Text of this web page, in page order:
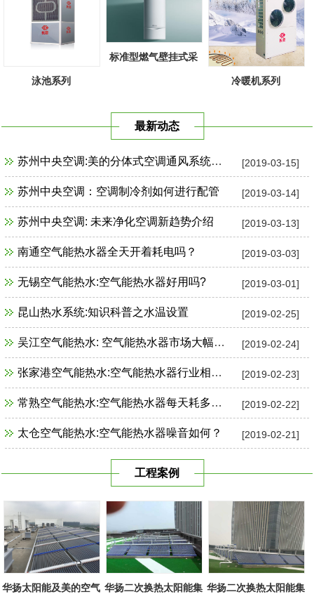
泳池系列
标准型燃气壁挂式采
冷暖机系列
最新动态
[2019-03-15]
苏州中央空调:美的分体式空调通风系统故障检修
[2019-03-14]
苏州中央空调：空调制冷剂如何进行配管
[2019-03-13]
苏州中央空调: 未来净化空调新趋势介绍
[2019-03-03]
南通空气能热水器全天开着耗电吗？
[2019-03-01]
无锡空气能热水:空气能热水器好用吗?
[2019-02-25]
昆山热水系统:知识科普之水温设置
[2019-02-24]
吴江空气能热水: 空气能热水器市场大幅增长
[2019-02-23]
张家港空气能热水:空气能热水器行业相关政策一览
[2019-02-22]
常熟空气能热水:空气能热水器每天耗多少电？
[2019-02-21]
太仓空气能热水:空气能热水器噪音如何？
工程案例
华扬太阳能及美的空气 华扬二次换热太阳能集 华扬二次换热太阳能集